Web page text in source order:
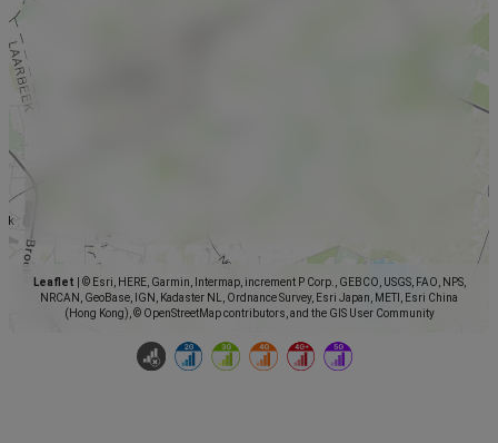
Leaflet
© Esri, HERE, Garmin, Intermap, increment P Corp., GEBCO, USGS, FAO, NPS,
NRCAN, GeoBase, IGN, Kadaster NL, Ordnance Survey, Esri Japan, METI, Esri China
(Hong Kong), © OpenStreetMap contributors, and the GIS User Community